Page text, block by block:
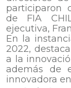
participaron
de FIA
ejecutiva,
En la
2022,
a la
además de
innovadora